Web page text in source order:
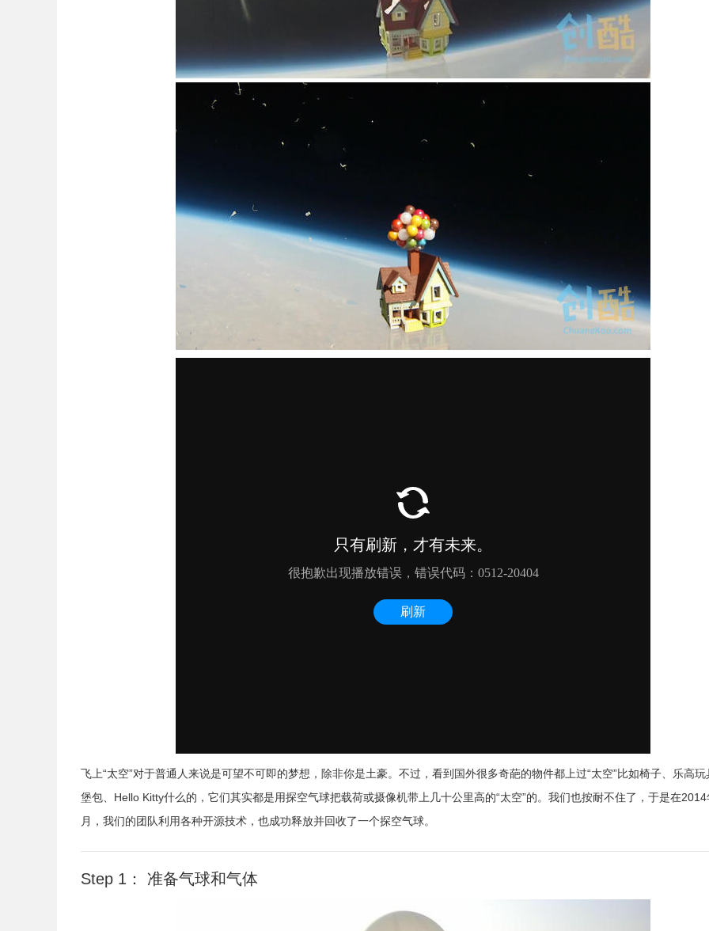
飞上“太空”对于普通人来说是可望不可即的梦想，除非你是土豪。不过，看到国外很多奇葩的物件都上过“太空”比如椅子、乐高玩
堡包、Hello Kitty什么的，它们其实都是用探空气球把载荷或摄像机带上几十公里高的“太空”的。我们也按耐不住了，于是在
月，我们的团队利用各种开源技术，也成功释放并回收了一个探空气球。
Step 1： 准备气球和气体